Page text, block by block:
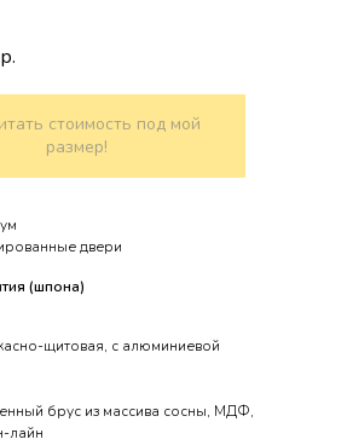
р.
стоимость под мой
размер!
двери
(шпона)
щитовая, с алюминиевой
брус из массива сосны, МДФ,
лайн